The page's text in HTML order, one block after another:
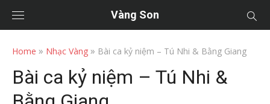
Vàng Son
Home » Nhạc Vàng » Bài ca kỷ niệm – Tú Nhi & Bằng Giang
Bài ca kỷ niệm – Tú Nhi &